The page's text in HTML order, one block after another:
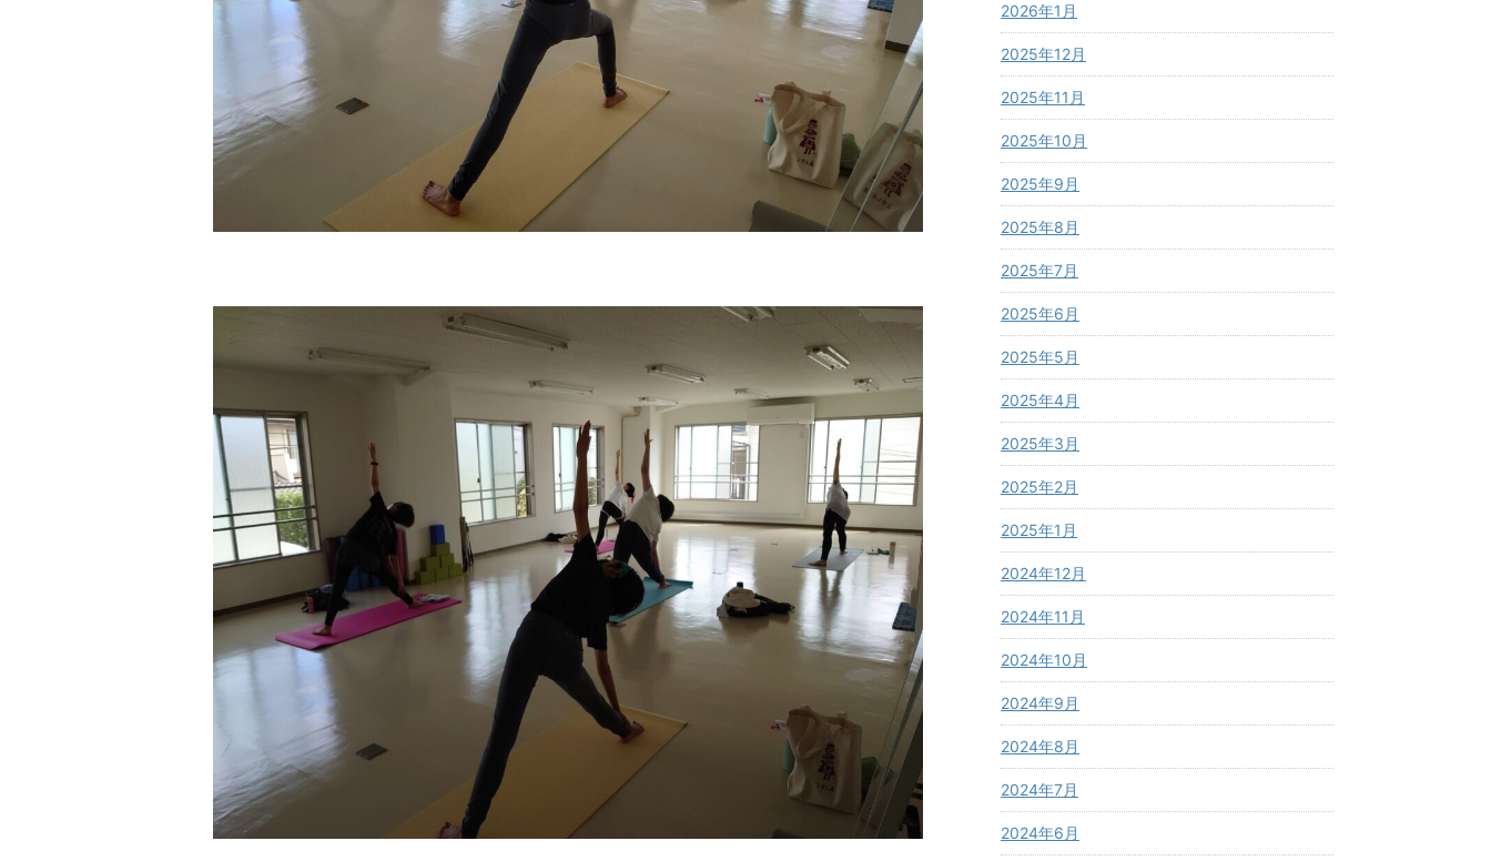
2026年1月
2025年12月
2025年11月
2025年10月
2025年9月
2025年8月
2025年7月
2025年6月
2025年5月
2025年4月
2025年3月
2025年2月
2025年1月
2024年12月
2024年11月
2024年10月
2024年9月
2024年8月
2024年7月
2024年6月